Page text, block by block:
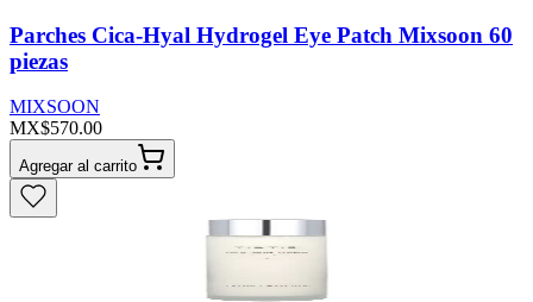
Parches Cica-Hyal Hydrogel Eye Patch Mixsoon 60
piezas
MIXSOON
MX$570.00
Agregar al carrito